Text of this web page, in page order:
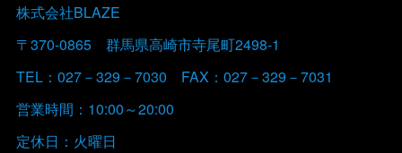
株式会社BLAZE
〒370-0865 群馬県高崎市寺尾町2498-1
TEL：027－329－7030 FAX：027－329－7031
営業時間：10:00～20:00
定休日：火曜日